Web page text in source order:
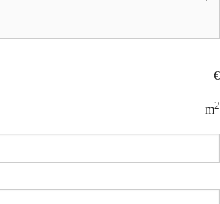
€
m2